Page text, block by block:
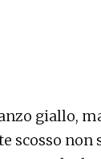
giallo,
scosso non